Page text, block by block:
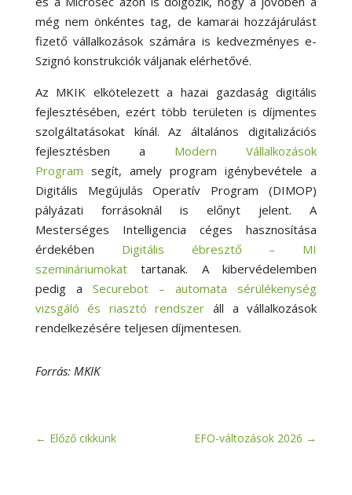
még nem önkéntes tag, de kamarai hozzájárulást
fizető vállalkozások számára is kedvezményes e-
Szignó konstrukciók váljanak elérhetővé.
Az MKIK elkötelezett a hazai gazdaság digitális
fejlesztésében, ezért több területen is díjmentes
szolgáltatásokat kínál. Az általános digitalizációs
fejlesztésben a
Modern Vállalkozások
Program segít, amely program igénybevétele a
Digitális Megújulás Operatív Program (DIMOP)
pályázati forrásoknál is előnyt jelent. A
Mesterséges Intelligencia céges hasznosítása
érdekében
Digitális ébresztő – MI
szemináriumokat
tartanak. A kibervédelemben
pedig a
Securebot – automata sérülékenység
vizsgáló és riasztó rendszer áll a vállalkozások
rendelkezésére teljesen díjmentesen.
Forrás: MKIK
← Előző cikkünk EFO-változások 2026 →